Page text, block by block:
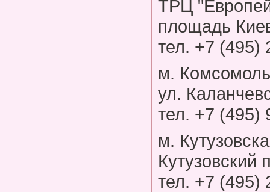
ТРЦ
площадь
тел. +7 (495)
м.
ул.
тел. +7 (495)
м.
Кутузовский
тел. +7 (495)